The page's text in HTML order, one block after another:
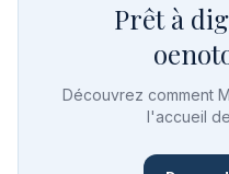
Prêt à
Découvrez comment
l'accueil